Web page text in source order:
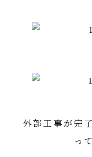
外部工事が完
っ